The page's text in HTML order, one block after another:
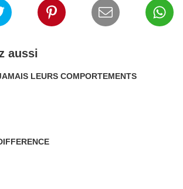
aussi
LEURS COMPORTEMENTS